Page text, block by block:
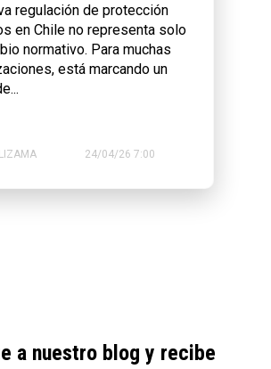
regulación de protección
en Chile no representa solo
normativo. Para muchas
está marcando un
24/04/26 7:00
a nuestro blog y recibe